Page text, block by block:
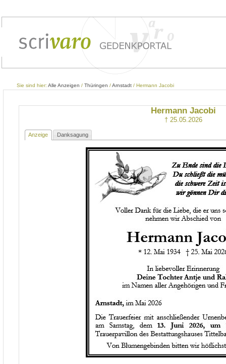
Sie sind hier: Alle Anzeigen / Thüringen /Arnstadt / Hermann Jacobi
Hermann Jacobi
† 25.05.2026
Anzeige Danksagung